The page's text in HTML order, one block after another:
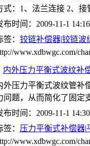
式：1、法兰连接 2、接
布时间：2009-11-1
签： 铰链补偿器|铰链波
www.xdbwgc.com/
内外压力平衡式波纹补
外压力平衡式波纹管补
问题，从而简化了固定
布时间：2009-11-1
签： 压力平衡式补偿器|
www.xdbwgc.com/